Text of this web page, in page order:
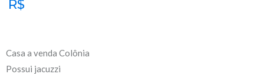
R$
Casa a venda Colônia
Possui jacuzzi